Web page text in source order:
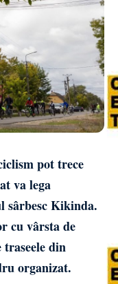
pot trece
va lega
sârbesc Kikinda.
cu vârsta de
traseele din
organizat.